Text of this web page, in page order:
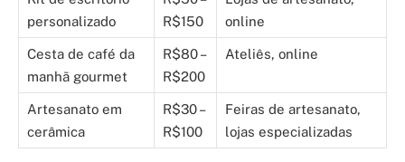
personalizado
R$150
online
Cesta de café da
manhã gourmet
R$80 –
R$200
Ateliês, online
Artesanato em
cerâmica
R$30 –
R$100
Feiras de artesanato,
lojas especializadas